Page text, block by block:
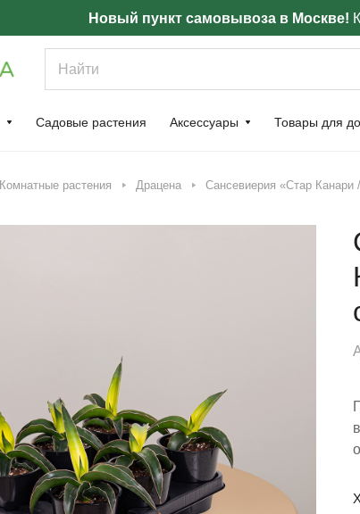
Новый пункт самовывоза в Москве!
Садовые растения Аксессуары Товары для
Комнатные растения Драцена Сансевиерия «Стар Канари